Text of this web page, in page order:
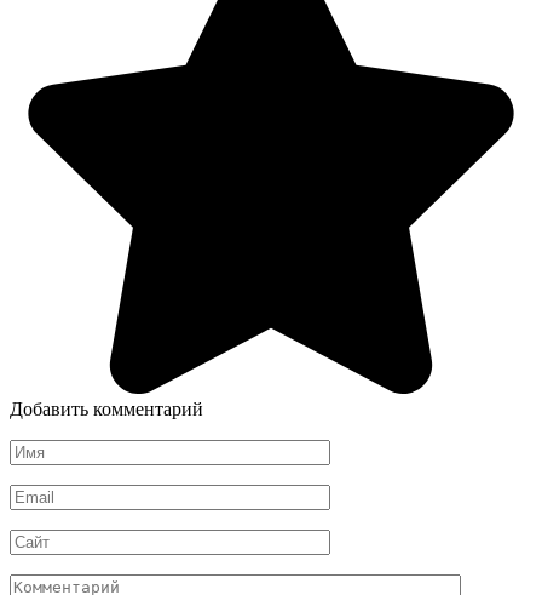
Добавить комментарий
Имя
*
Email
*
Сайт
Комментарий